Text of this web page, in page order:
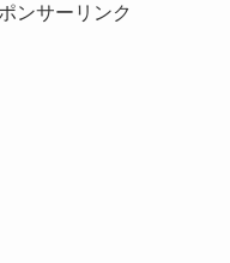
ンサーリンク